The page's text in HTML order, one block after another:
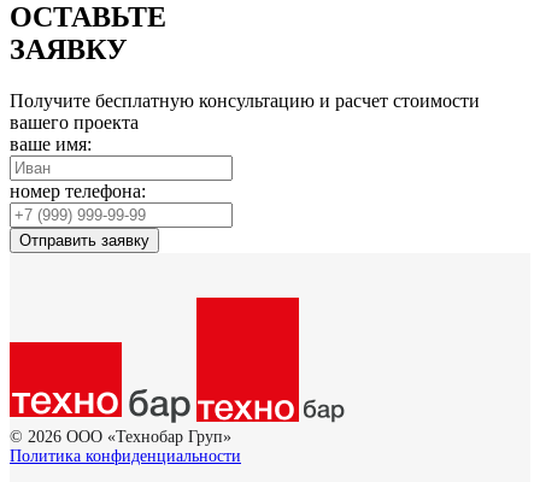
ОСТАВЬТЕ
ЗАЯВКУ
Получите бесплатную консультацию и расчет стоимости
вашего проекта
ваше имя:
номер телефона:
Отправить заявку
© 2026 ООО «Технобар Груп»
Политика конфиденциальности